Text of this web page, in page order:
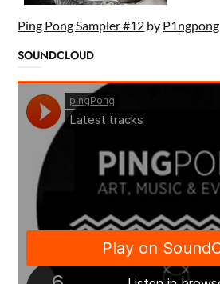
Ping Pong Sampler #12 by P1ngpong
SOUNDCLOUD